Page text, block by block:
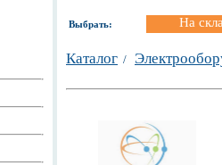
Выбрать: На
Каталог /